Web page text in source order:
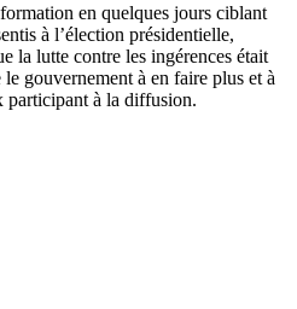
en quelques jours ciblant
à l’élection présidentielle,
la lutte contre les ingérences était
gouvernement à en faire plus et à
participant à la diffusion.